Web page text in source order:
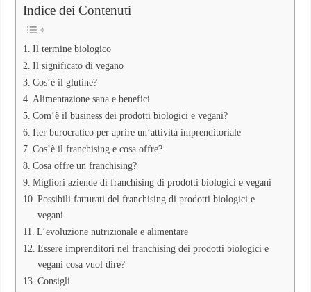
Biologici
e
Indice dei Contenuti
Il termine biologico
Il significato di vegano
Cos’è il glutine?
Alimentazione sana e benefici
Com’è il business dei prodotti biologici e vegani?
Iter burocratico per aprire un’attività imprenditoriale
Cos’è il franchising e cosa offre?
Cosa offre un franchising?
Migliori aziende di franchising di prodotti biologici e vegani
Possibili fatturati del franchising di prodotti biologici e
vegani
L’evoluzione nutrizionale e alimentare
Essere imprenditori nel franchising dei prodotti biologici e
vegani cosa vuol dire?
Consigli